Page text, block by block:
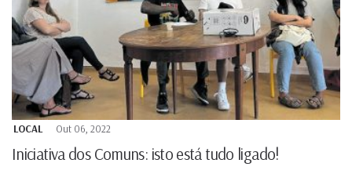
LOCAL Out 06, 2022
Iniciativa dos Comuns: isto está tudo ligado!